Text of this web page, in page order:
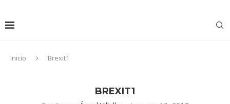
Inicio Brexit1
BREXIT1